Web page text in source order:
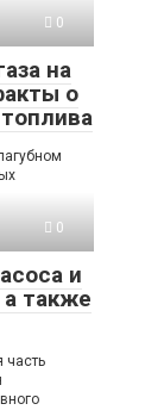
0
на
о
0
и
также
часть